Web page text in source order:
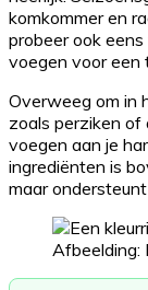
komkommer en
probeer ook
voegen voor een
Overweeg om in
zoals perziken
voegen aan je
ingrediënten is
maar
Afbeelding: